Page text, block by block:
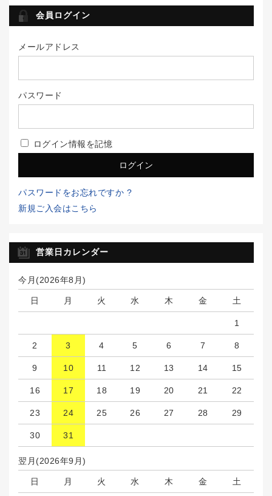
会員ログイン
メールアドレス
パスワード
ログイン情報を記憶
パスワードをお忘れですか ?
新規ご入会はこちら
営業日カレンダー
今月(2026年8月)
日 月 火 水 木 金 土
1
2 3 4 5 6 7 8
9 10 11 12 13 14 15
16 17 18 19 20 21 22
23 24 25 26 27 28 29
30 31
翌月(2026年9月)
日 月 火 水 木 金 土